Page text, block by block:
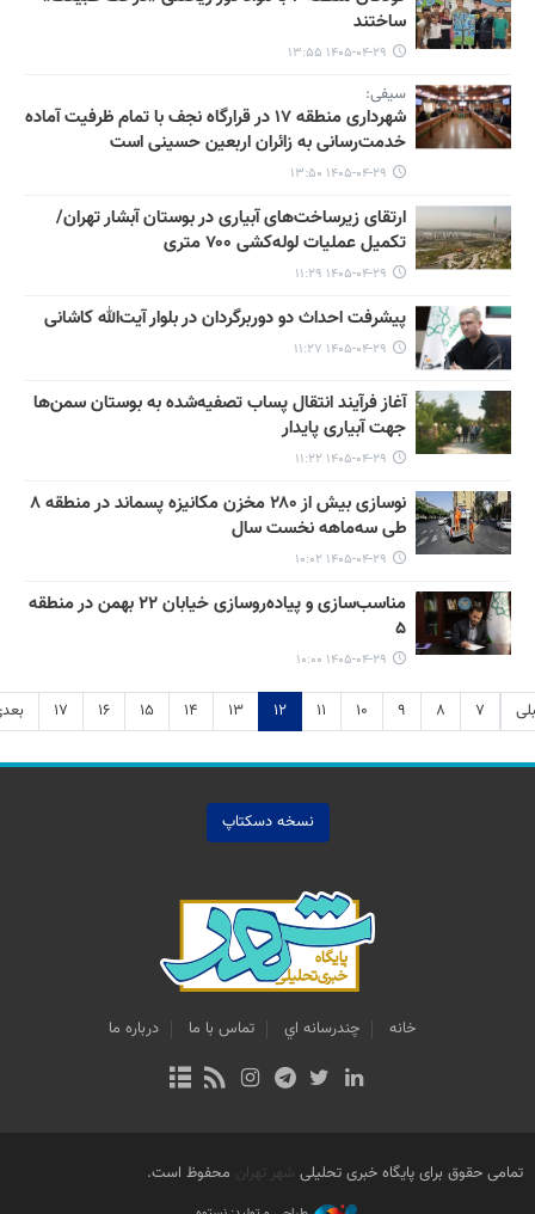
ساختند
۱۴۰۵-۰۴-۲۹ ۱۳:۵۵
سیفی:
شهرداری منطقه ۱۷ در قرارگاه نجف با تمام ظرفیت آماده
خدمت‌رسانی به زائران اربعین حسینی است
۱۴۰۵-۰۴-۲۹ ۱۳:۵۰
ارتقای زیرساخت‌های آبیاری در بوستان آبشار تهران/
تکمیل عملیات لوله‌کشی ۷۰۰ متری
۱۴۰۵-۰۴-۲۹ ۱۱:۲۹
پیشرفت احداث دو دوربرگردان در بلوار آیت‌الله کاشانی
۱۴۰۵-۰۴-۲۹ ۱۱:۲۷
آغاز فرآیند انتقال پساب تصفیه‌شده به بوستان سمن‌ها
جهت آبیاری پایدار
۱۴۰۵-۰۴-۲۹ ۱۱:۲۲
نوسازی بیش از ۲۸۰ مخزن مکانیزه پسماند در منطقه ۸
طی سه‌ماهه نخست سال
۱۴۰۵-۰۴-۲۹ ۱۰:۰۲
مناسب‌سازی و پیاده‌روسازی خیابان ۲۲ بهمن در منطقه
۵
۱۴۰۵-۰۴-۲۹ ۱۰:۰۰
۷ ۸ ۹ ۱۰ ۱۱ ۱۲ ۱۳ ۱۴ ۱۵ ۱۶ ۱۷
نسخه دسکتاپ
خانه چندرسانه اي تماس با ما درباره ما
تمامی حقوق برای پایگاه خبری تحلیلی شهر تهران محفوظ است.